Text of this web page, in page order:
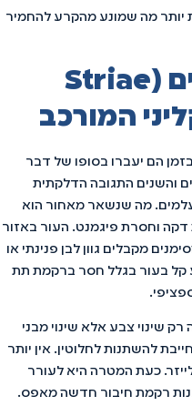
יותר מה שמונע מהקרע להחמיר
סימני מתיחה לבנים (Striae
הם יעברו בסופו של דבר
והשנים התגובה הדלקתית
מה שנשאר מאחור הוא
וחסרת פיגמנט. העור באזור
מקבלים גוון לבן פנינתי או
קל בעור בגלל חסר ברקמת תת
שינוי צבע אלא שינוי מבני
להשתנות לחלוטין. אין יותר
כעת המטרה היא לעורר
רקמת חיבור חדשה מאפס.